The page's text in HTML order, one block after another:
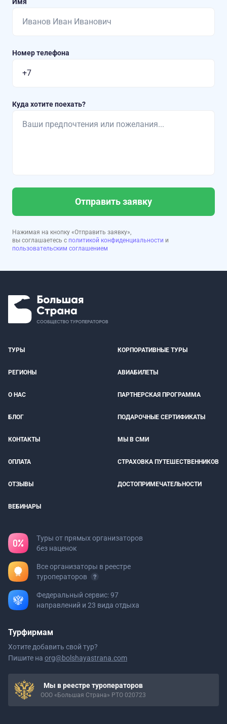
Номер телефона
Куда хотите поехать?
Отправить заявку
Нажимая на кнопку «Отправить заявку»,
вы соглашаетесь с политикой конфиденциальности и
пользовательским соглашением
ТУРЫ КОРПОРАТИВНЫЕ ТУРЫ
РЕГИОНЫ АВИАБИЛЕТЫ
О НАС ПАРТНЕРСКАЯ ПРОГРАММА
БЛОГ ПОДАРОЧНЫЕ СЕРТИФИКАТЫ
КОНТАКТЫ МЫ В СМИ
ОПЛАТА СТРАХОВКА ПУТЕШЕСТВЕННИКОВ
ОТЗЫВЫ ДОСТОПРИМЕЧАТЕЛЬНОСТИ
ВЕБИНАРЫ
Туры от прямых организаторов
без наценок
Все организаторы в реестре
туроператоров
Федеральный сервис: 97
направлений и 23 вида отдыха
Турфирмам
Хотите добавить свой тур?
Пишите на org@bolshayastrana.com
Мы в реестре туроператоров
ООО «Большая Страна» РТО 020723